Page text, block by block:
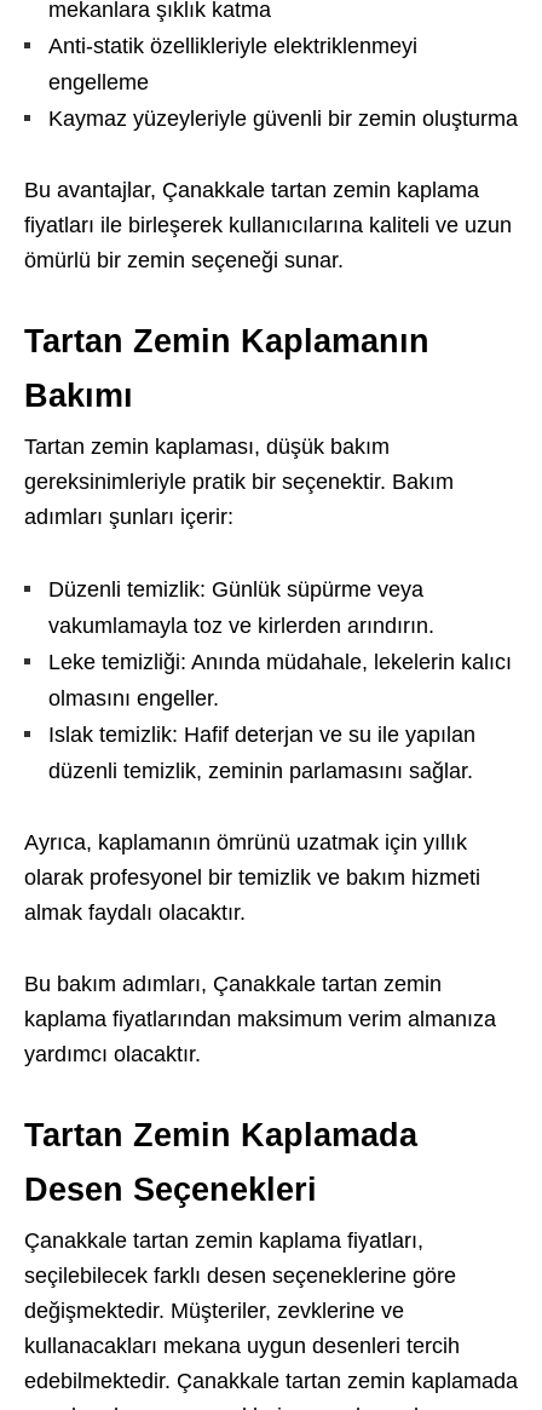
mekanlara şıklık katma
Anti-statik özellikleriyle elektriklenmeyi
engelleme
Kaymaz yüzeyleriyle güvenli bir zemin oluşturma
Bu avantajlar, Çanakkale tartan zemin kaplama
fiyatları ile birleşerek kullanıcılarına kaliteli ve uzun
ömürlü bir zemin seçeneği sunar.
Tartan Zemin Kaplamanın
Bakımı
Tartan zemin kaplaması, düşük bakım
gereksinimleriyle pratik bir seçenektir. Bakım
adımları şunları içerir:
Düzenli temizlik: Günlük süpürme veya
vakumlamayla toz ve kirlerden arındırın.
Leke temizliği: Anında müdahale, lekelerin kalıcı
olmasını engeller.
Islak temizlik: Hafif deterjan ve su ile yapılan
düzenli temizlik, zeminin parlamasını sağlar.
Ayrıca, kaplamanın ömrünü uzatmak için yıllık
olarak profesyonel bir temizlik ve bakım hizmeti
almak faydalı olacaktır.
Bu bakım adımları, Çanakkale tartan zemin
kaplama fiyatlarından maksimum verim almanıza
yardımcı olacaktır.
Tartan Zemin Kaplamada
Desen Seçenekleri
Çanakkale tartan zemin kaplama fiyatları,
seçilebilecek farklı desen seçeneklerine göre
değişmektedir. Müşteriler, zevklerine ve
kullanacakları mekana uygun desenleri tercih
edebilmektedir. Çanakkale tartan zemin kaplamada